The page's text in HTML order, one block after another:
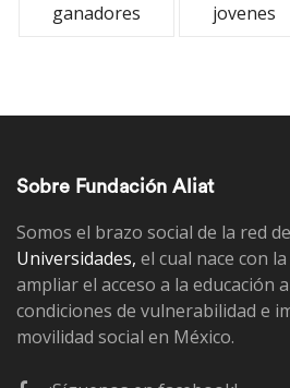
ganadores jovenes
Sobre Fundación Aliat
Somos el brazo social de la red de
Universidades, el cual nace con
ampliar el acceso a la educación
condiciones de vulnerabilidad e
movilidad social en México.